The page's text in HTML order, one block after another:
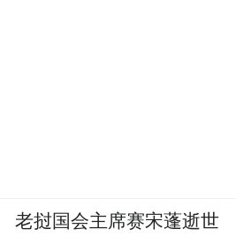
老挝国会主席赛宋蓬逝世